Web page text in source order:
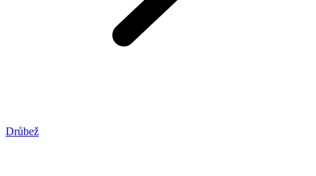
Drůbež